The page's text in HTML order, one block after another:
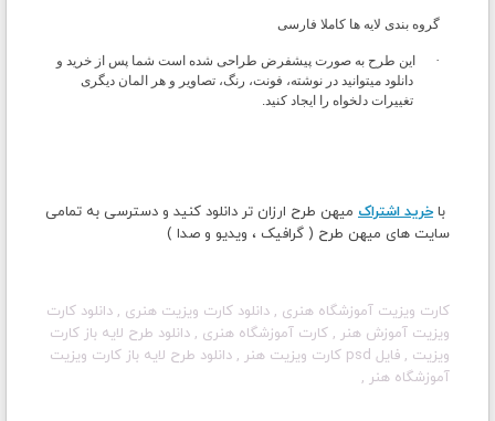
گروه بندی لایه ها کاملا فارسی
·
این طرح به صورت پیشفرض طراحی شده است شما پس از خرید و
دانلود میتوانید در نوشته، فونت، رنگ، تصاویر و هر المان دیگری
تغییرات دلخواه را ایجاد کنید.
با خرید اشتراک میهن طرح ارزان تر دانلود کنید و دسترسی به تمامی
سایت های میهن طرح ( گرافیک ، ویدیو و صدا )
کارت ویزیت آموزشگاه هنری , دانلود کارت ویزیت هنری , دانلود کارت
ویزیت آموزش هنر , کارت آموزشگاه هنری , دانلود طرح لایه باز کارت
ویزیت , فایل psd کارت ویزیت هنر
, دانلود طرح لایه باز کارت ویزیت
آموزشگاه هنر ,